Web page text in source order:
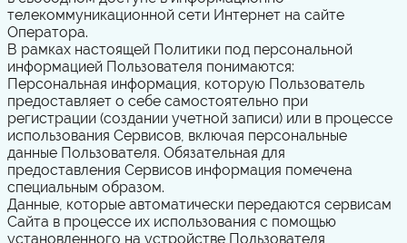
телекоммуникационной сети Интернет на сайте
Оператора.
В рамках настоящей Политики под персональной
информацией Пользователя понимаются:
Персональная информация, которую Пользователь
предоставляет о себе самостоятельно при
регистрации (создании учетной записи) или в процессе
использования Сервисов, включая персональные
данные Пользователя. Обязательная для
предоставления Сервисов информация помечена
специальным образом.
Данные, которые автоматически передаются сервисам
Сайта в процессе их использования с помощью
установленного на устройстве Пользователя